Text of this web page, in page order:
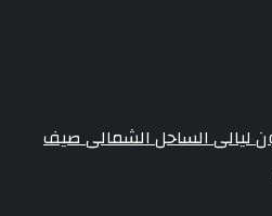
ليالى الساحل الشمالى صيف